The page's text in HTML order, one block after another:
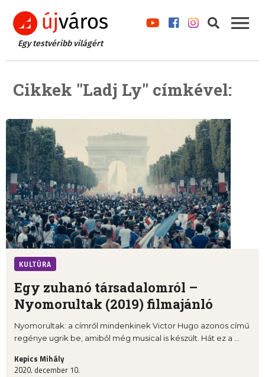
Egy testvéribb világért
Cikkek "Ladj Ly" címkével:
KULTÚRA
Egy zuhanó társadalomról –
Nyomorultak (2019) filmajánló
Nyomorultak: a címről mindenkinek Victor Hugo azonos című
regénye ugrik be, amiből még musical is készült. Hát ez a ...
Kepics Mihály
2020. december 10.